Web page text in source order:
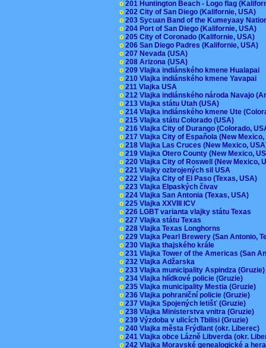
o 201 Huntington Beach - Logo flag
o 202 City of San Diego (Kalifornie, USA)
o 203 Sycuan Band of the Kumeyaay
o 204 Port of San Diego (Kalifornie, USA)
o 205 City of Coronado (Kalifornie, USA)
o 206 San Diego Padres (Kalifornie, USA)
o 207 Nevada (USA)
o 208 Arizona (USA)
o 209 Vlajka indiánského kmene Hualapai
o 210 Vlajka indiánského kmene Yavapai
o 211 Vlajka USA
o 212 Vlajka indiánského národa Navajo
o 213 Vlajka státu Utah (USA)
o 214 Vlajka indiánského kmene Ute
o 215 Vlajka státu Colorado (USA)
o 216 Vlajka City of Durango (Colorado,
o 217 Vlajka City of Espaňola (New
o 218 Vlajka Las Cruces (New Mexico,
o 219 Vlajka Otero County (New Mexico,
o 220 Vlajka City of Roswell (New Mexico,
o 221 Vlajky ozbrojených sil USA
o 222 Vlajka City of El Paso (Texas, USA)
o 223 Vlajka Elpaských čivav
o 224 Vlajka San Antonia (Texas, USA)
o 225 Vlajka XXVIII ICV
o 226 LGBT varianta vlajky státu Texas
o 227 Vlajka státu Texas
o 228 Vlajka Texas Longhorns
o 229 Vlajka Pearl Brewery (San Antonio,
o 230 Vlajka thajského krále
o 231 Vlajka Tower of the Americas (San
o 232 Vlajka Adžarska
o 233 Vlajka municipality Aspindza
o 234 Vlajka hlídkové policie (Gruzie)
o 235 Vlajka municipality Mestia (Gruzie)
o 236 Vlajka pohraniční policie (Gruzie)
o 237 Vlajka Spojených letišť (Gruzie)
o 238 Vlajka Ministerstva vnitra (Gruzie)
o 239 Výzdoba v ulicích Tbilisi (Gruzie)
o 240 Vlajka města Frýdlant (okr. Liberec)
o 241 Vlajka obce Lázně Libverda (okr.
o 242 Vlajka Moravské genealogické a